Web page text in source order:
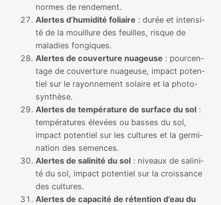
normes de ren­de­ment.
Alertes d’humidité foliaire : durée et inten­si­
té de la mouillure des feuilles, risque de
mala­dies fon­giques.
Alertes de cou­ver­ture nua­geuse : pour­cen­
tage de cou­ver­ture nua­geuse, impact poten­
tiel sur le rayon­ne­ment solaire et la pho­to­
syn­thèse.
Alertes de tem­pé­ra­ture de sur­face du sol :
tem­pé­ra­tures éle­vées ou basses du sol,
impact poten­tiel sur les cultures et la ger­mi­
na­tion des semences.
Alertes de sali­ni­té du sol : niveaux de sali­ni­
té du sol, impact poten­tiel sur la crois­sance
des cultures.
Alertes de capa­ci­té de réten­tion d’eau du